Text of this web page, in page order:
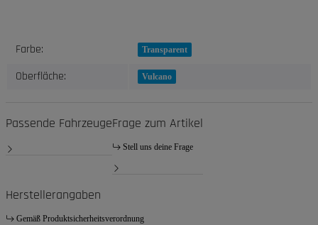
Produkteigenschaft
Wert
Farbe: Transparent
Oberfläche: Vulcano
Passende FahrzeugeFrage zum Artikel
Stell uns deine Frage
Herstellerangaben
Gemäß Produktsicherheitsverordnung